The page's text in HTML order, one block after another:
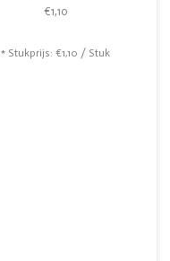
€1,10
* Stukprijs: €1,10 / Stuk